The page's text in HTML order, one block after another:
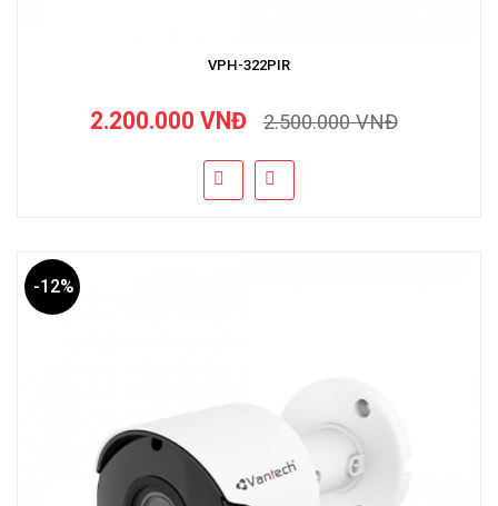
VPH-322PIR
2.200.000 VNĐ 2.500.000 VNĐ
-12%